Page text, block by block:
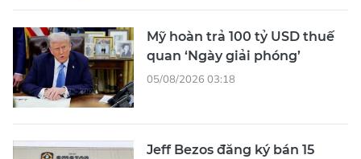
Mỹ hoàn trả 100 tỷ USD thuế
quan ‘Ngày giải phóng’
05/08/2026 03:18
Jeff Bezos đăng ký bán 15